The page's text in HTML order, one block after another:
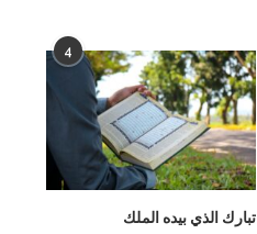
4
تبارك الذي بيده الملك